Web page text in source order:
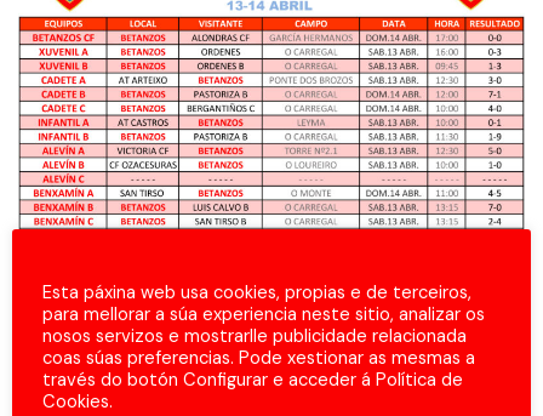
Esta páxina web usa cookies, propias e de terceiros,
para mellorar a súa experiencia neste sitio, analizar os
nosos servizos e mostrarlle publicidade relacionada
coas súas preferencias. Pode xestionar as mesmas a
través do botón Configurar e acceder á Política de
Cookies.